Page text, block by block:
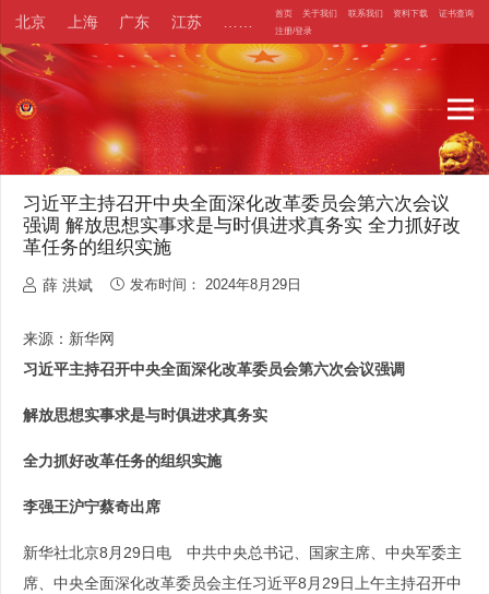
北京 上海 广东 江苏 首页 关于我们 联系我们 资料下载
证书查询
注册/登录
习近平主持召开中央全面深化改革委员会第六次会议
强调 解放思想实事求是与时俱进求真务实 全力抓好改
革任务的组织实施
薛 洪斌 发布时间：2024年8月29日
来源：新华网
习近平主持召开中央全面深化改革委员会第六次会议强调
解放思想实事求是与时俱进求真务实
全力抓好改革任务的组织实施
李强王沪宁蔡奇出席
新华社北京8月29日电 中共中央总书记、国家主席、中央军委主
席、中央全面深化改革委员会主任习近平8月29日上午主持召开中